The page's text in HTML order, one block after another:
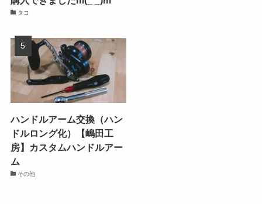
タコ
ハンドルアーム交換（ハン
ドルロング化）【嶋田工
房】カスタムハンドルアー
ム
その他